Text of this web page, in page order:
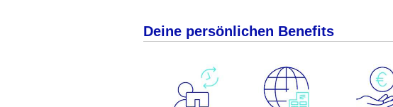
Deine persönlichen Benefits